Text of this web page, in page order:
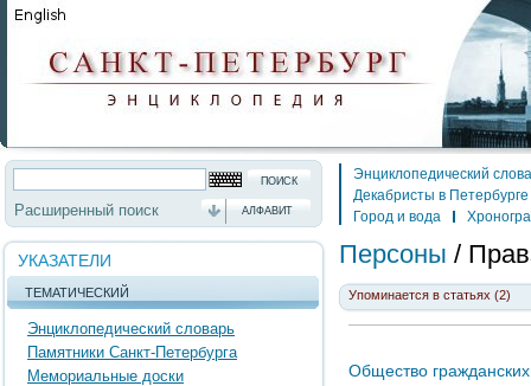
Расширенный поиск АЛФАВИТ
УКАЗАТЕЛИ
ТЕМАТИЧЕСКИЙ
Энциклопедический словарь
Памятники Санкт-Петербурга
Мемориальные доски
Энциклопедический
Декабристы в Петербурге
Город и вода
Персоны /
Упоминается в статьях (2)
Общество